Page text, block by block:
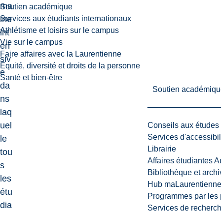
Soutien académique
Services aux étudiants internationaux
Athlétisme et loisirs sur le campus
Vie sur le campus
Faire affaires avec la Laurentienne
Équité, diversité et droits de la personne
Santé et bien-être
Soutien
Conseils aux études
Services
Librairie
Affaires étudiantes
Bibliothèque et
Hub maLaurentienne
Programmes par les
Services de
ma
ine
int
en
siv
e
da
ns
laq
uel
le
tou
s
les
étu
dia